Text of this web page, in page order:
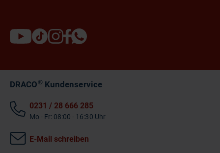
DRACO®Kundenservice
0231 / 28 666 285
Mo - Fr: 08:00 - 16:30 Uhr
E-Mail schreiben